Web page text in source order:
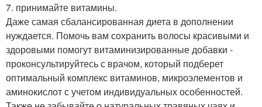
7. принимайте витамины.
Даже самая сбалансированная диета в дополнении
нуждается. Помочь вам сохранить волосы красивыми и
здоровыми помогут витаминизированные добавки -
проконсультируйтесь с врачом, который подберет
оптимальный комплекс витаминов, микроэлементов и
аминокислот с учетом индивидуальных особенностей.